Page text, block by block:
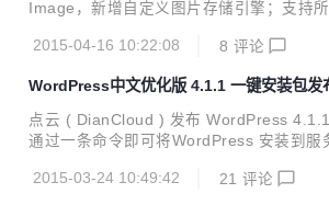
文保存 BUG 中文版特性 [中文]百度搜...
Image，新增自定义图片存储引擎；支持
Ghost博客 0.6.0 中文版 已在点云
CLoud用户可通过应用管理面板一键升级
最新特性 [新增] 七牛云存储插件；可以自
云存储中。 [新增] 自定义图片存储引擎；
台。 [新增] 拼写检查 [新增] 新增上一篇，
能；模...
2015-04-16 10:22:08 8 评论
WordPress中文优化版 4.1.1 一键安装包发
点云 ( DianCloud ) 发布 WordPress
通过一条命令即可将WordPress 安装到服
置的主题商店、插件商店等功能可以在中
2015-03-24 10:49:42 21 评论